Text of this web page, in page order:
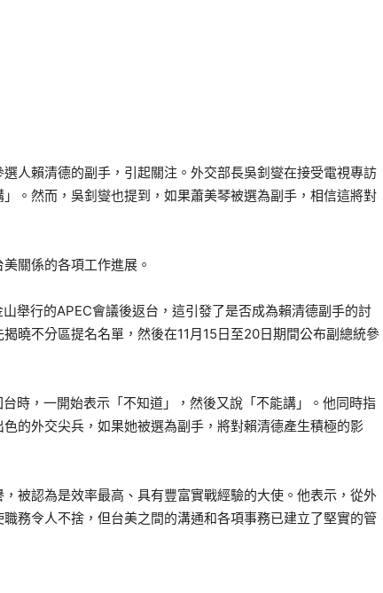
人賴清德的副手，引起關注。外交部長吳釗燮在接受電視專訪
。然而，吳釗燮也提到，如果蕭美琴被選為副手，相信這將對
關係的各項工作進展。
舉行的APEC會議後返台，這引發了是否成為賴清德副手的討
曉不分區提名名單，然後在11月15日至20日期間公布副總統參
時，一開始表示「不知道」，然後又說「不能講」。他同時指
的外交尖兵，如果她被選為副手，將對賴清德產生積極的影
被認為是效率最高、具有豐富實戰經驗的大使。他表示，從外
務令人不捨，但台美之間的溝通和各項事務已建立了堅實的管